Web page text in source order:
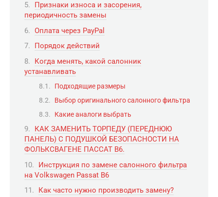
Признаки износа и засорения,
периодичность замены
Оплата через PayPal
Порядок действий
Когда менять, какой салонник
устанавливать
Подходящие размеры
Выбор оригинального салонного фильтра
Какие аналоги выбрать
КАК ЗАМЕНИТЬ ТОРПЕДУ (ПЕРЕДНЮЮ
ПАНЕЛЬ) С ПОДУШКОЙ БЕЗОПАСНОСТИ НА
ФОЛЬКСВАГЕНЕ ПАССАТ B6.
Инструкция по замене салонного фильтра
на Volkswagen Passat B6
Как часто нужно производить замену?